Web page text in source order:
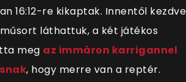
16:12-re kikaptak. Innentől kezdve
műsort láthattuk, a két játékos
meg az immáron karrigannel
, hogy merre van a reptér.